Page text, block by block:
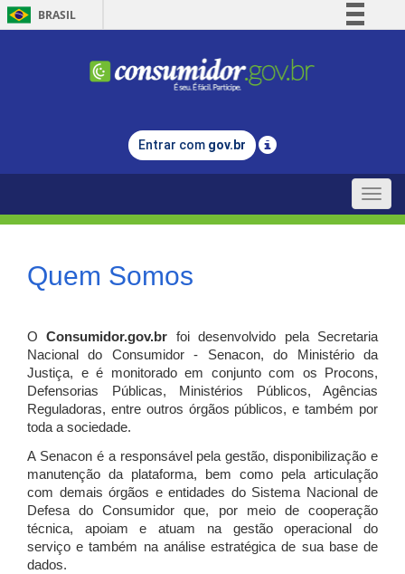
BRASIL
Comunica BR
Legislação
Entrar com gov.br
Toggle
Quem Somos
OConsumidor.gov.br
foi desenvolvido pela Secretaria
Nacional do Consumidor - Senacon, do Ministério da
Justiça, e é monitorado em conjunto com os Procons,
Defensorias Públicas, Ministérios Públicos, Agências
Reguladoras, entre outros órgãos públicos, e também por
toda a sociedade.
A Senacon é a responsável pela gestão, disponibilização e
manutenção da plataforma, bem como pela articulação
com demais órgãos e entidades do Sistema Nacional de
Defesa do Consumidor que, por meio de cooperação
técnica, apoiam e atuam na gestão operacional do
serviço e também na análise estratégica de sua base de
dados.